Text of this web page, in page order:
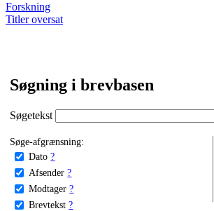
Forskning
Titler oversat
Søgning i brevbasen
Søgetekst
Søge-afgrænsning:
Dato ?
Afsender ?
Modtager ?
Brevtekst ?